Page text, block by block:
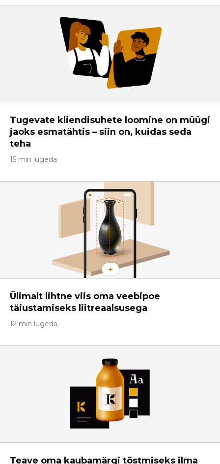
Tugevate kliendisuhete loomine on müügi
jaoks esmatähtis – siin on, kuidas seda
teha
15 min lugeda
Ülimalt lihtne viis oma veebipoe
täiustamiseks liitreaalsusega
12 min lugeda
Teave oma kaubamärgi tõstmiseks ilma